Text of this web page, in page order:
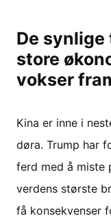
De synlige
store
vokser
Kina er inne i
døra. Trump har
ferd med å miste
verdens største
få konsekvenser